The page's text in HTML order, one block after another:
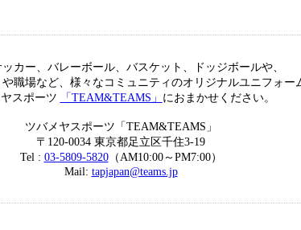
カー、バレーボール、バスケット、ドッジボールや、
職場など、様々なコミュニティのオリジナルユニフォー
スポーツ
「TEAM&TEAMS」 におまかせください。
ツバメヤスポーツ「TEAM&TEAMS」
〒120-0034 東京都足立区千住3-19
Tel : 03-5809-5820（AM10:00～PM7:00）
Mail: tapjapan@teams.jp